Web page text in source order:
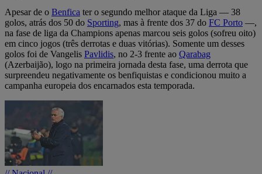
Apesar de o Benfica ter o segundo melhor ataque da Liga — 38
golos, atrás dos 50 do Sporting, mas à frente dos 37 do FC Porto —,
na fase de liga da Champions apenas marcou seis golos (sofreu oito)
em cinco jogos (três derrotas e duas vitórias). Somente um desses
golos foi de Vangelis Pavlidis, no 2-3 frente ao Qarabag
(Azerbaijão), logo na primeira jornada desta fase, uma derrota que
surpreendeu negativamente os benfiquistas e condicionou muito a
campanha europeia dos encarnados esta temporada.